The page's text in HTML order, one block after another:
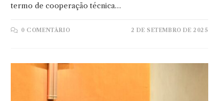
termo de cooperação técnica…
0 COMENTÁRIO 2 DE SETEMBRO DE 2025